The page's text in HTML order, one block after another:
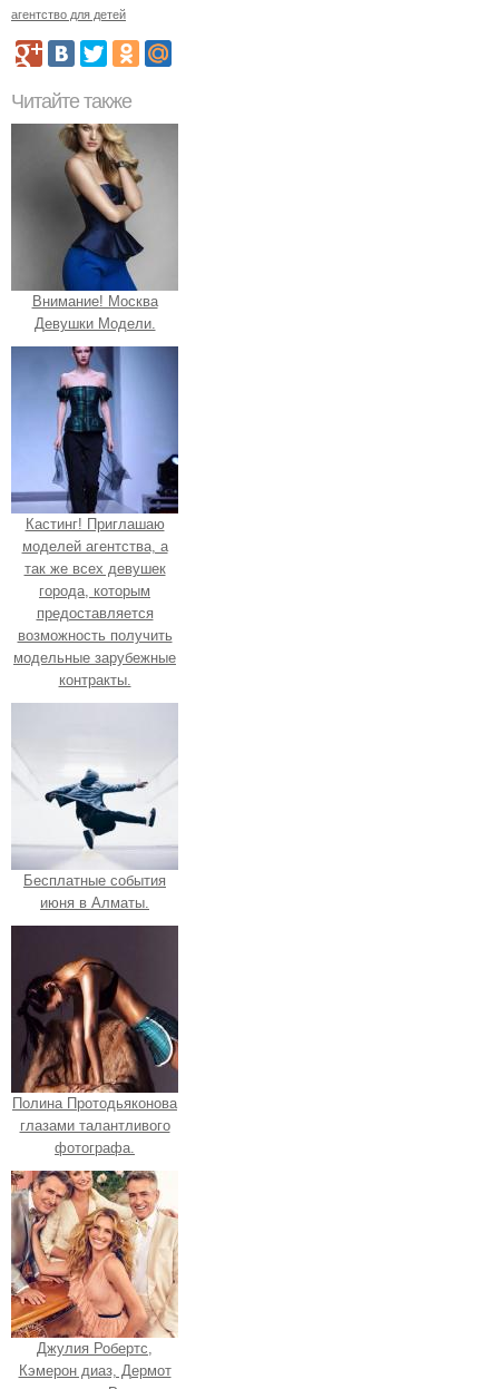
агентство для детей
Читайте также
Внимание! Москва
Девушки Модели.
Кастинг! Приглашаю
моделей агентства, а
так же всех девушек
города, которым
предоставляется
возможность получить
модельные зарубежные
контракты.
Бесплатные события
июня в Алматы.
Полина Протодьяконова
глазами талантливого
фотографа.
Джулия Робертс,
Кэмерон диаз, Дермот